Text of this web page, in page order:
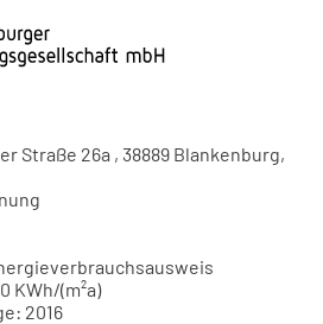
Straße 26a , 38889 Blankenburg,
KWh/(m²a)
2016